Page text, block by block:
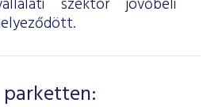
szektor jövőbeli